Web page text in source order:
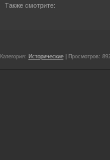
Также смотрите:
Категория: Исторические| Просмотров: